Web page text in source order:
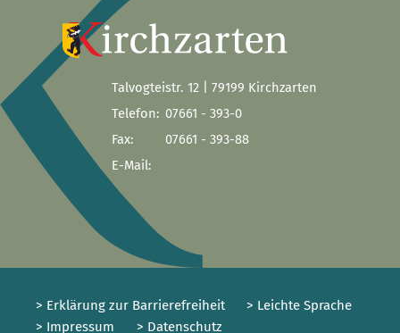
Talvogteistr. 12 | 79199 Kirchzarten
Telefon: 07661 - 393-0
Fax:
07661 - 393-88
E-Mail:
> Erklärung zur Barrierefreiheit
> Leichte Sprache
> Impressum
> Datenschutz